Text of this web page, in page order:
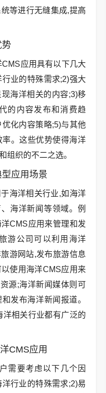
等进行无缝集成,提高
势
应用具有以下几大
业的特殊需求;2)强大
海洋相关的内容;3)移
的内容发布和消费趋
化内容策略;5)与其他
。这些优势使得海洋
组织的不二之选。
应用场景
海洋相关行业,如海洋
海洋新闻等领域。例
CMS应用来管理和发
游公司可以利用海洋
游网站,发布旅游信息
使用海洋CMS应用来
源;海洋新闻媒体则可
发布海洋新闻报道。
相关行业都有广泛的
CMS应用
需要考虑以下几个因
行业的特殊需求;2)易